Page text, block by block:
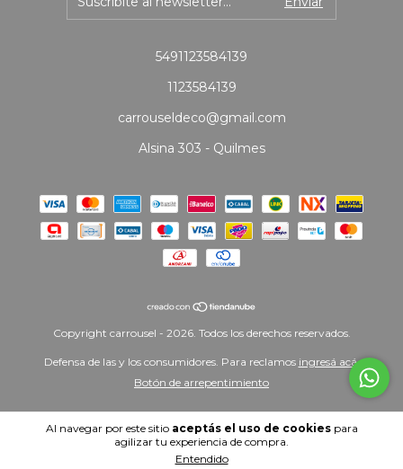
Al navegar por este sitio aceptás el uso de cookiespara
agilizar tu experiencia de compra.
Entendido
5491123584139
1123584139
carrouseldeco@gmail.com
Alsina 303 - Quilmes
Copyright carrousel - 2026. Todos los derechos reservados.
Defensa de las y los consumidores. Para reclamos ingresá acá.
Botón de arrepentimiento